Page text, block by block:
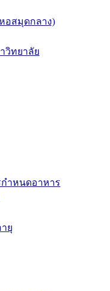
อสมุดกลาง)
วิทยาลัย
ำหนดอาหาร
ยุ